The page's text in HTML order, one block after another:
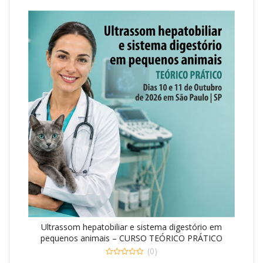
Ultrassom hepatobiliar e sistema digestório em
pequenos animais – CURSO TEÓRICO PRÁTICO
(0)